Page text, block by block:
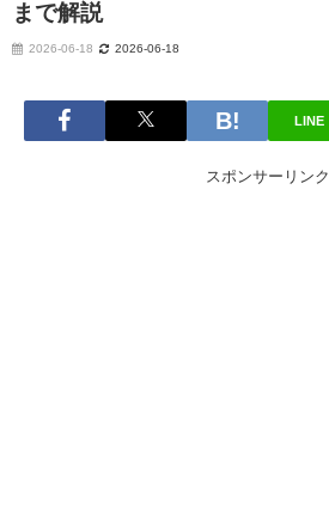
まで解説
2026-06-18 2026-06-18
LINE
スポンサーリンク